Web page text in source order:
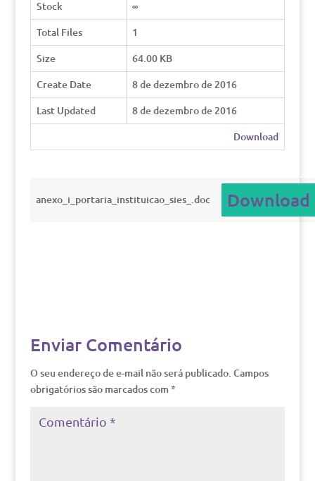
Stock
∞
Total Files
1
Size
64.00 KB
Create Date
8 de dezembro de 2016
Last Updated
8 de dezembro de 2016
Download
anexo_i_portaria_instituicao_sies_.doc Download
Enviar Comentário
O seu endereço de e-mail não será publicado. Campos
obrigatórios são marcados com *